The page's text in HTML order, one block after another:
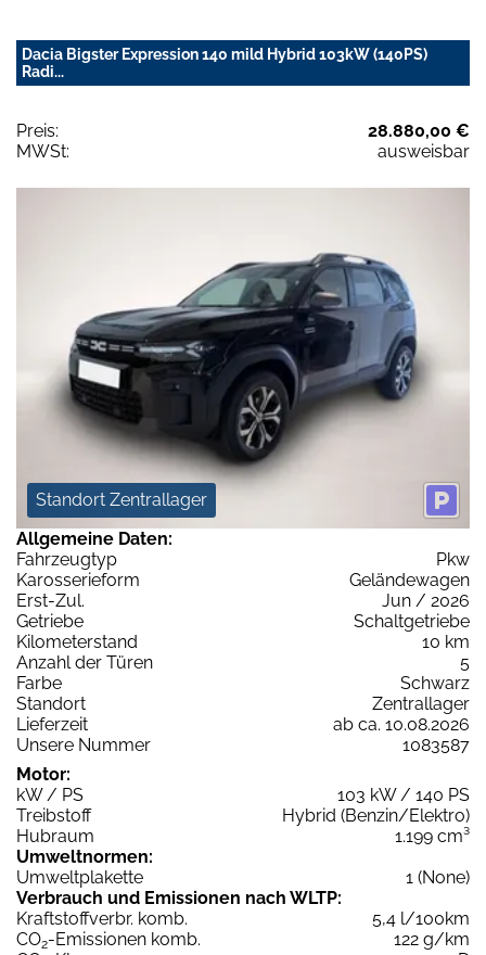
Dacia Bigster Expression 140 mild Hybrid 103kW (140PS)
Radi...
Preis:
28.880,00 €
MWSt:
ausweisbar
Standort Zentrallager
Allgemeine Daten:
Fahrzeugtyp
Pkw
Karosserieform
Geländewagen
Erst-Zul.
Jun / 2026
Getriebe
Schaltgetriebe
Kilometerstand
10 km
Anzahl der Türen
5
Farbe
Schwarz
Standort
Zentrallager
Lieferzeit
ab ca. 10.08.2026
Unsere Nummer
1083587
Motor:
kW / PS
103 kW / 140 PS
Treibstoff
Hybrid (Benzin/Elektro)
Hubraum
1.199 cm³
Umweltnormen:
Umweltplakette
1 (None)
Verbrauch und Emissionen nach WLTP:
Kraftstoffverbr. komb.
5,4 l/100km
CO2-Emissionen komb.
122 g/km